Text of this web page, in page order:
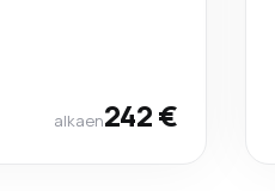
alkaen242 €